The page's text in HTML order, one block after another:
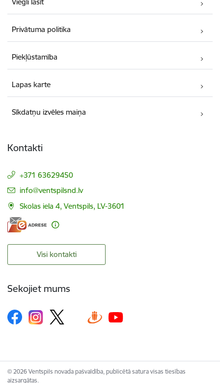
Viegli lasīt
Privātuma politika
Piekļūstamība
Lapas karte
Sīkdatņu izvēles maiņa
Kontakti
+371 63629450
E-pasts:
info@ventspilsnd.lv
Skolas iela 4, Ventspils, LV-3601
Visi kontakti
Sekojiet mums
© 2026 Ventspils novada pašvaldība, publicētā satura visas tiesības
aizsargātas.